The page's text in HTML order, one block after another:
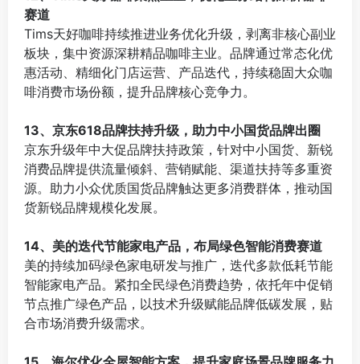
赛道
Tims天好咖啡持续推进业务优化升级，剥离非核心副业
板块，集中资源深耕精品咖啡主业。品牌通过常态化优
惠活动、精细化门店运营、产品迭代，持续稳固大众咖
啡消费市场份额，提升品牌核心竞争力。
13、京东618品牌扶持升级，助力中小国货品牌出圈
京东升级年中大促品牌扶持政策，针对中小国货、新锐
消费品牌提供流量倾斜、营销赋能、渠道扶持等多重资
源。助力小众优质国货品牌触达更多消费群体，推动国
货新锐品牌规模化发展。
14、美的迭代节能家电产品，布局绿色智能消费赛道
美的持续加码绿色家电研发与推广，迭代多款低耗节能
智能家电产品。紧扣全民绿色消费趋势，依托年中促销
节点推广绿色产品，以技术升级赋能品牌低碳发展，贴
合市场消费升级需求。